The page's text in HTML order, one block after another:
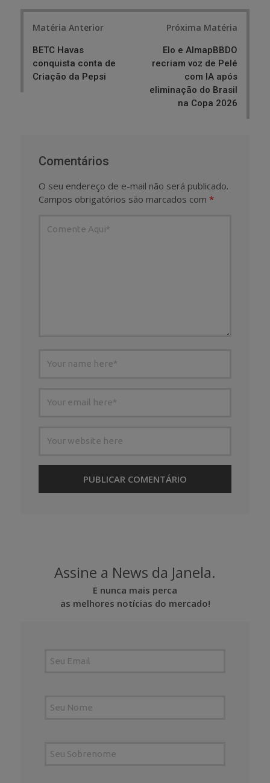
Matéria Anterior
BETC Havas
conquista conta de
Criação da Pepsi
Próxima Matéria
Elo e AlmapBBDO
recriam voz de Pelé
com IA após
eliminação do Brasil
na Copa 2026
Comentários
O seu endereço de e-mail não será publicado.
Campos obrigatórios são marcados com *
Assine a News da Janela.
E nunca mais perca
as melhores notícias do mercado!